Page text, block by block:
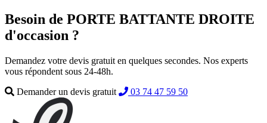
Besoin de PORTE BATTANTE DROITE
d'occasion ?
Demandez votre devis gratuit en quelques secondes. Nos experts
vous répondent sous 24-48h.
Demander un devis gratuit
03 74 47 59 50